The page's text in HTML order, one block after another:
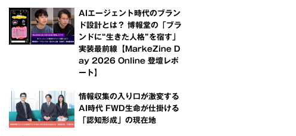
AIエージェント時代のブラン
ド設計とは？ 博報堂の「ブラ
ンドに“生きた人格”を宿す」
実装最前線【MarkeZine D
ay 2026 Online 登壇レポ
ート】
情報収集の入り口が激変する
AI時代 FWD生命が仕掛ける
「認知形成」の現在地